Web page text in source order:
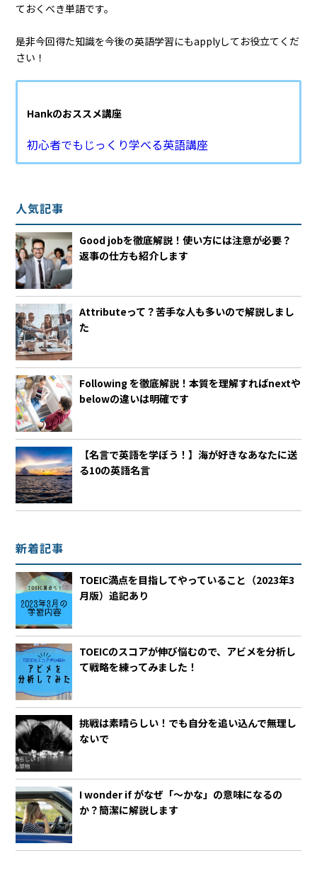
ておくべき単語です。
是非今回得た知識を今後の英語学習にもapplyしてお役立てくだ
さい！
Hankのおススメ講座
初心者でもじっくり学べる英語講座
人気記事
Good jobを徹底解説！使い方には注意が必要？
返事の仕方も紹介します
Attributeって？苦手な人も多いので解説しまし
た
Following を徹底解説！本質を理解すればnextや
belowの違いは明確です
【名言で英語を学ぼう！】海が好きなあなたに送
る10の英語名言
新着記事
TOEIC満点を目指してやっていること（2023年3
月版）追記あり
TOEICのスコアが伸び悩むので、アビメを分析し
て戦略を練ってみました！
挑戦は素晴らしい！でも自分を追い込んで無理し
ないで
I wonder if がなぜ「～かな」の意味になるの
か？簡潔に解説します